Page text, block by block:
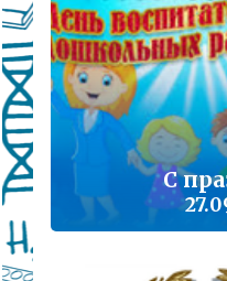
Подробнее...
Школа
Подробнее...
ВАШ РЕБЁНОК
Подробнее...
Детский
С